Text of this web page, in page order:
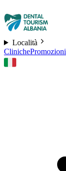
Località
ClinichePromozioni